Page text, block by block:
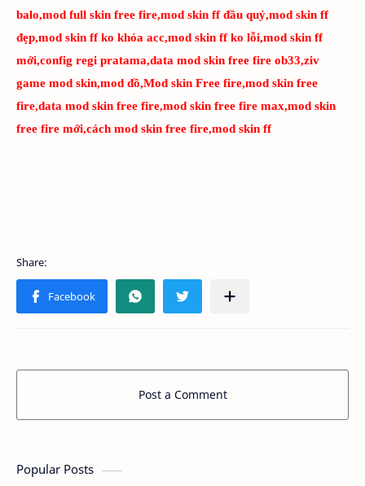
balo,mod full skin free fire,mod skin ff đầu quỷ,mod skin ff
đẹp,mod skin ff ko khóa acc,mod skin ff ko lỗi,mod skin ff
mới,config regi pratama,data mod skin free fire ob33,ziv
game mod skin,mod đồ,Mod skin Free fire,mod skin free
fire,data mod skin free fire,mod skin free fire max,mod skin
free fire mới,cách mod skin free fire,mod skin ff
Post a Comment
Popular Posts